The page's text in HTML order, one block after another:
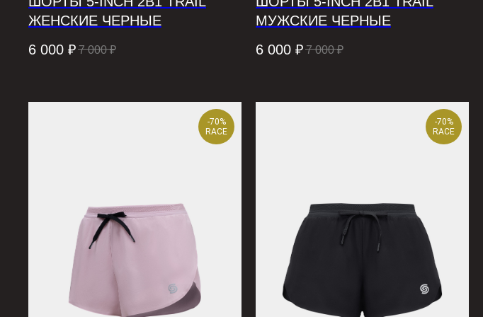
ЖЕНСКИЕ ЧЕРНЫЕ
6 000 ₽ 7 000 ₽
МУЖСКИЕ ЧЕРНЫЕ
6 000 ₽ 7 000 ₽
-70%
RACE
-70%
RACE